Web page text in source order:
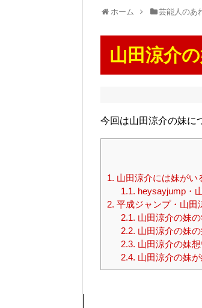
ホーム 芸能人のあ
山田涼介
今回は山田涼介の妹に
1. 山田涼介には妹がい
1.1. heysayjump・
2. 平成ジャンプ・山田
2.1. 山田涼介の妹
2.2. 山田涼介の妹
2.3. 山田涼介の妹
2.4. 山田涼介の妹